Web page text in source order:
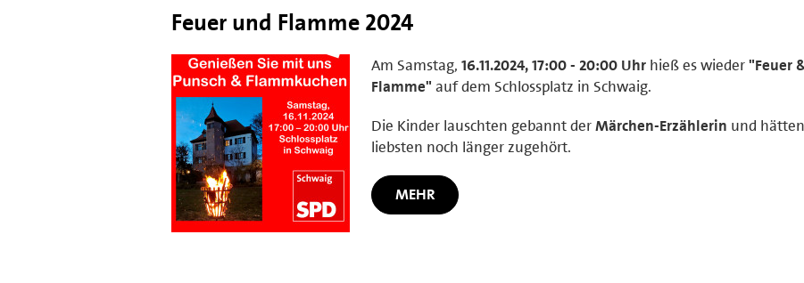
Feuer und Flamme 2024
Am Samstag, 16.11.2024, 17:00 - 20:00 Uhr hieß es wieder"Feuer
Flamme" auf dem Schlossplatz in Schwaig.
Die Kinder lauschten gebannt derMärchen-Erzählerin und
liebsten noch länger zugehört.
MEHR